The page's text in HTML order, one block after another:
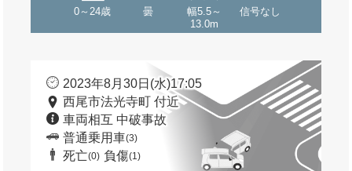
0～24歳 曇
幅5.5～
13.0m
信号なし
2023年8月30日(水)17:05
西尾市法光寺町 付近
車両相互 中破事故
普通乗用車(3)
死亡(0) 負傷(1)